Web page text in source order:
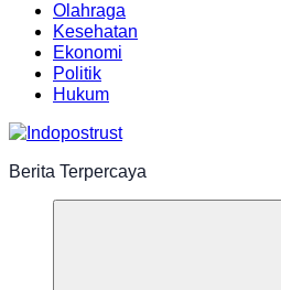
Olahraga
Kesehatan
Ekonomi
Politik
Hukum
Berita Terpercaya